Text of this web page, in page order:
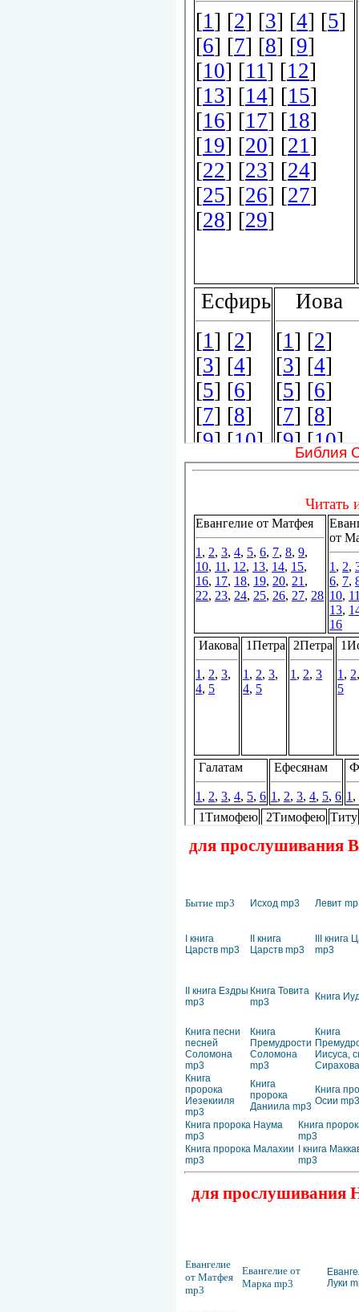
Библия
для прослушивания
Бытие mp3 Исход mp3 Левит
I книга
Царств mp3
II книга
Царств mp3
III книга
mp3
II книга Ездры
mp3
Книга Товита
mp3
Книга
Книга песни
песней
Соломона
mp3
Книга
Премудрости
Соломона
mp3
Книга
Иисуса,
Книга
пророка
Иезекииля
mp3
Книга
пророка
Даниила mp3
Книга
Осии mp3
Книга пророка Наума
mp3
Книга
mp3
Книга пророка Малахии
mp3
I книга
mp3
для прослушивания
Евангелие
от Матфея
mp3
Евангелие от
Марка mp3
Луки